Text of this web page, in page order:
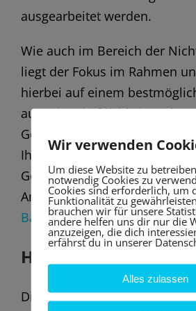
ausgearbeitet werden.
Wie auch im Bereich der
liegt der Fokus im Rahmen
hierbei auf einem
aus Wirtschaftlichkeit und
Gemeinsam mit Ihnen
Ihren persönlichen
Gesamtkonzept und
Anschluss gerne im Rahmen
Baubegleitung.
Höhe der Förderung
Die Förderhöhe beträgt i.d.R.
Wir verwenden
Um diese Website zu
notwendig Cookies zu
Cookies sind erforderlich, um
Funktionalität zu
brauchen wir für unsere
andere helfen uns dir nur die
anzuzeigen, die dich
erfährst du in unserer
Alles zulassen